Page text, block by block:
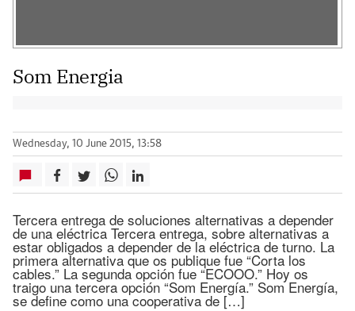
Som Energia
Wednesday, 10 June 2015, 13:58
Tercera entrega de soluciones alternativas a depender
de una eléctrica Tercera entrega, sobre alternativas a
estar obligados a depender de la eléctrica de turno. La
primera alternativa que os publique fue “Corta los
cables.” La segunda opción fue “ECOOO.” Hoy os
traigo una tercera opción “Som Energía.” Som Energía,
se define como una cooperativa de […]